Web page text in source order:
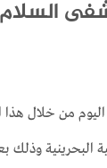
البحرينية